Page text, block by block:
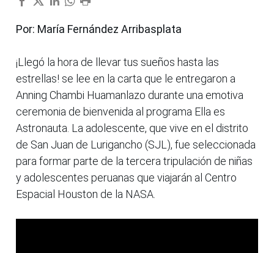
Por: María Fernández Arribasplata
¡Llegó la hora de llevar tus sueños hasta las
estrellas! se lee en la carta que le entregaron a
Anning Chambi Huamanlazo durante una emotiva
ceremonia de bienvenida al programa Ella es
Astronauta. La adolescente, que vive en el distrito
de San Juan de Lurigancho (SJL), fue seleccionada
para formar parte de la tercera tripulación de niñas
y adolescentes peruanas que viajarán al Centro
Espacial Houston de la NASA.